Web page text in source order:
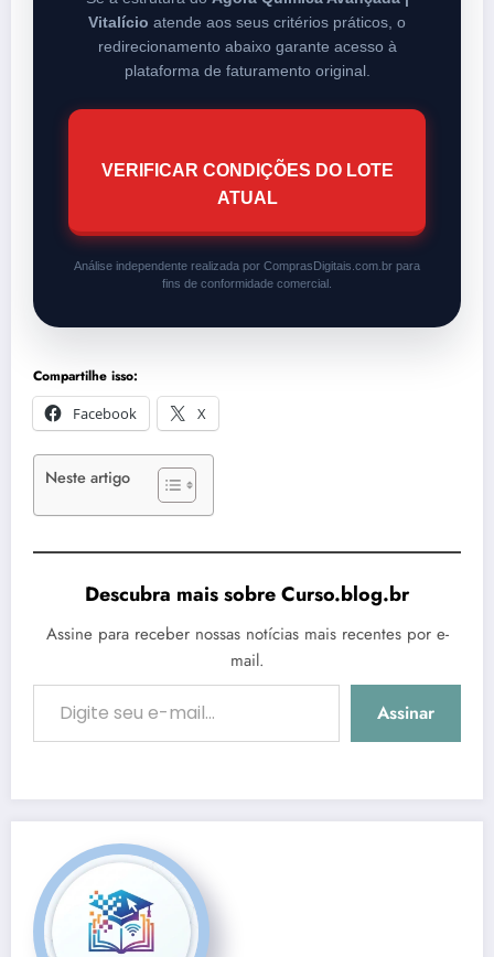
Vitalício atende aos seus critérios práticos, o
redirecionamento abaixo garante acesso à
plataforma de faturamento original.
VERIFICAR CONDIÇÕES DO LOTE
ATUAL
Análise independente realizada por ComprasDigitais.com.br para
fins de conformidade comercial.
Compartilhe isso:
Facebook
X
Neste artigo
Descubra mais sobre Curso.blog.br
Assine para receber nossas notícias mais recentes por e-
mail.
Digite seu e-mail…
Assinar